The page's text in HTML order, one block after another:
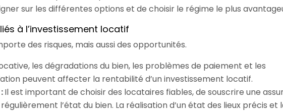
sur les différentes options et de choisir le régime le plus
à l’investissement locatif
des risques, mais aussi des opportunités.
les dégradations du bien, les problèmes de paiement et les
peuvent affecter la rentabilité d’un investissement locatif.
Il est important de choisir des locataires fiables, de souscrire une
l’état du bien. La réalisation d’un état des lieux précis et